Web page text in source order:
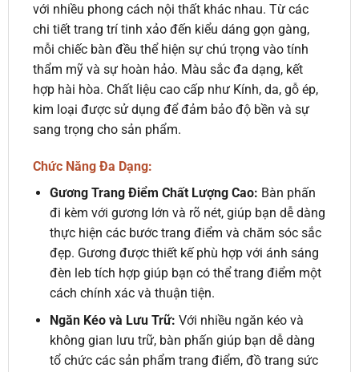
với nhiều phong cách nội thất khác nhau. Từ các
chi tiết trang trí tinh xảo đến kiểu dáng gọn gàng,
mỗi chiếc bàn đều thể hiện sự chú trọng vào tính
thẩm mỹ và sự hoàn hảo. Màu sắc đa dạng, kết
hợp hài hòa. Chất liệu cao cấp như Kính, da, gỗ ép,
kim loại được sử dụng để đảm bảo độ bền và sự
sang trọng cho sản phẩm.
Chức Năng Đa Dạng:
Gương Trang Điểm Chất Lượng Cao: Bàn phấn
đi kèm với gương lớn và rõ nét, giúp bạn dễ dàng
thực hiện các bước trang điểm và chăm sóc sắc
đẹp. Gương được thiết kế phù hợp với ánh sáng
đèn leb tích hợp giúp bạn có thể trang điểm một
cách chính xác và thuận tiện.
Ngăn Kéo và Lưu Trữ: Với nhiều ngăn kéo và
không gian lưu trữ, bàn phấn giúp bạn dễ dàng
tổ chức các sản phẩm trang điểm, đồ trang sức